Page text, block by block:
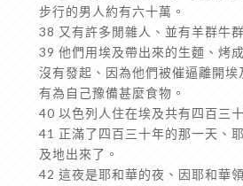
步行的男人約有六十萬。
38 又有許多閒雜人、並有羊群牛
39 他們用埃及帶出來的生麵、烤
沒有發起、因為他們被催逼離開埃
有為自己豫備甚麼食物。
40 以色列人住在埃及共有四百三十
41 正滿了四百三十年的那一天、
及地出來了。
42 這夜是耶和華的夜、因耶和華